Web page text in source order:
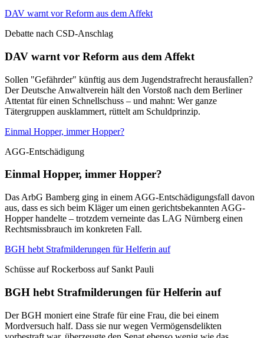
DAV warnt vor Reform aus dem Affekt
Debatte nach CSD-Anschlag
DAV warnt vor Reform aus dem Affekt
Sollen "Gefährder" künftig aus dem Jugendstrafrecht herausfallen?
Der Deutsche Anwaltverein hält den Vorstoß nach dem Berliner
Attentat für einen Schnellschuss – und mahnt: Wer ganze
Tätergruppen ausklammert, rüttelt am Schuldprinzip.
Einmal Hopper, immer Hopper?
AGG-Entschädigung
Einmal Hopper, immer Hopper?
Das ArbG Bamberg ging in einem AGG-Entschädigungsfall davon
aus, dass es sich beim Kläger um einen gerichtsbekannten AGG-
Hopper handelte – trotzdem verneinte das LAG Nürnberg einen
Rechtsmissbrauch im konkreten Fall.
BGH hebt Strafmilderungen für Helferin auf
Schüsse auf Rockerboss auf Sankt Pauli
BGH hebt Strafmilderungen für Helferin auf
Der BGH moniert eine Strafe für eine Frau, die bei einem
Mordversuch half. Dass sie nur wegen Vermögensdelikten